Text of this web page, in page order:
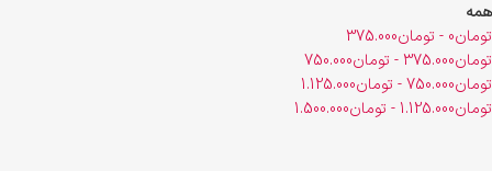
همه
تومان0
- تومان375.000
تومان375.000
- تومان750.000
تومان750.000
- تومان1.125.000
تومان1.125.000
- تومان1.500.000